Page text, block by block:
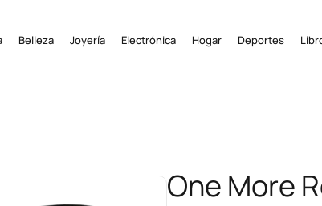
Belleza Joyería Electrónica Hogar Deportes
One More